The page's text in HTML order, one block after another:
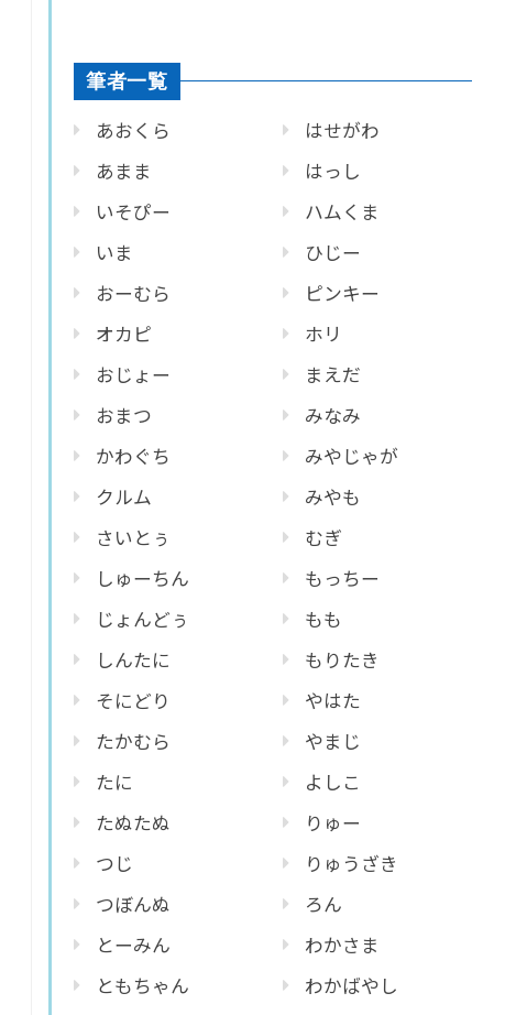
筆者一覧
あおくら
あまま
いそぴー
いま
おーむら
オカピ
おじょー
おまつ
かわぐち
クルム
さいとぅ
しゅーちん
じょんどぅ
しんたに
そにどり
たかむら
たに
たぬたぬ
つじ
つぼんぬ
とーみん
ともちゃん
はせがわ
はっし
ハムくま
ひじー
ピンキー
ホリ
まえだ
みなみ
みやじゃが
みやも
むぎ
もっちー
もも
もりたき
やはた
やまじ
よしこ
りゅー
りゅうざき
ろん
わかさま
わかばやし